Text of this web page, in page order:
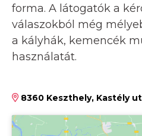
forma. A látogatók a
válaszokból még
a kályhák, kemencék
használatát.
8360 Keszthely, Kastély